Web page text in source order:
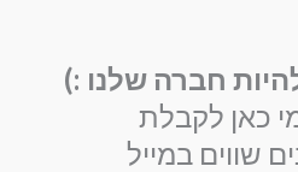
חברה שלנו :)
כאן לקבלת
שווים במייל